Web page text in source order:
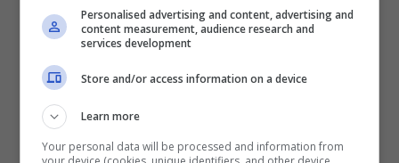
Molte applicazioni, come ad esempio
Facebook, utilizzano il servizio di
localizzazione del telefono. Questa funzione
per mantenersi aggiornata rimane sempre
attiva riducendo così la durata della batteria.
Personalised advertising and content, advertising and
content measurement, audience research and
services development
Store and/or access information on a device
Learn more
Your personal data will be processed and information from